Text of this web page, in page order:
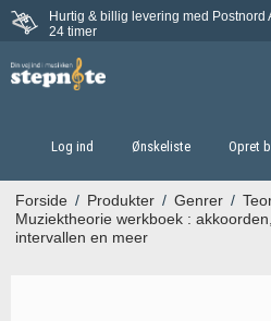
Hurtig & billig levering med Postnord
24 timer
Log ind Ønskeliste Opret
Forside / Produkter / Genrer /
Muziektheorie werkboek :
intervallen en meer